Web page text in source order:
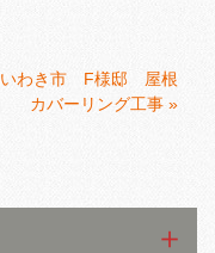
いわき市 F様邸 屋根
カバーリング工事 »